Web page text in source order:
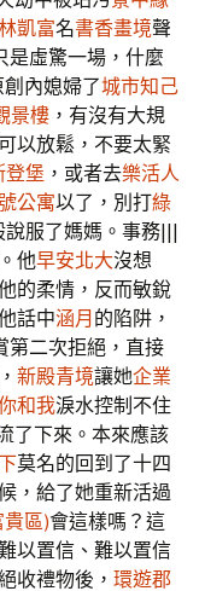
凱富名書香畫境聲
是虛驚一場，什麼
創內媳婦了城市知己
景樓 ，有沒有大規
以放鬆，不要太緊
登堡 ，或者去樂活人
公寓以了，別打綠
說服了媽媽。事務|||
他早安北大沒想
的柔情，反而敏銳
話中涵月 的陷阱，
第二次拒絕，直接
新殿青境讓她企業
和我淚水控制不住
了下來。本來應該
莫名的回到了十四
，給了她重新活過
區)會這樣嗎？這
以置信、難以置信
收禮物後， 環遊郡